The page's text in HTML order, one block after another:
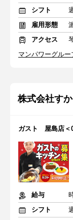
シフト
雇用形態
アクセス
マンパワーグル
株式会社す
ガスト 屋島店＜
給与
シフト